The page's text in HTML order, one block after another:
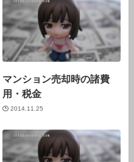
マンション売却時の諸費
用・税金
2014.11.25